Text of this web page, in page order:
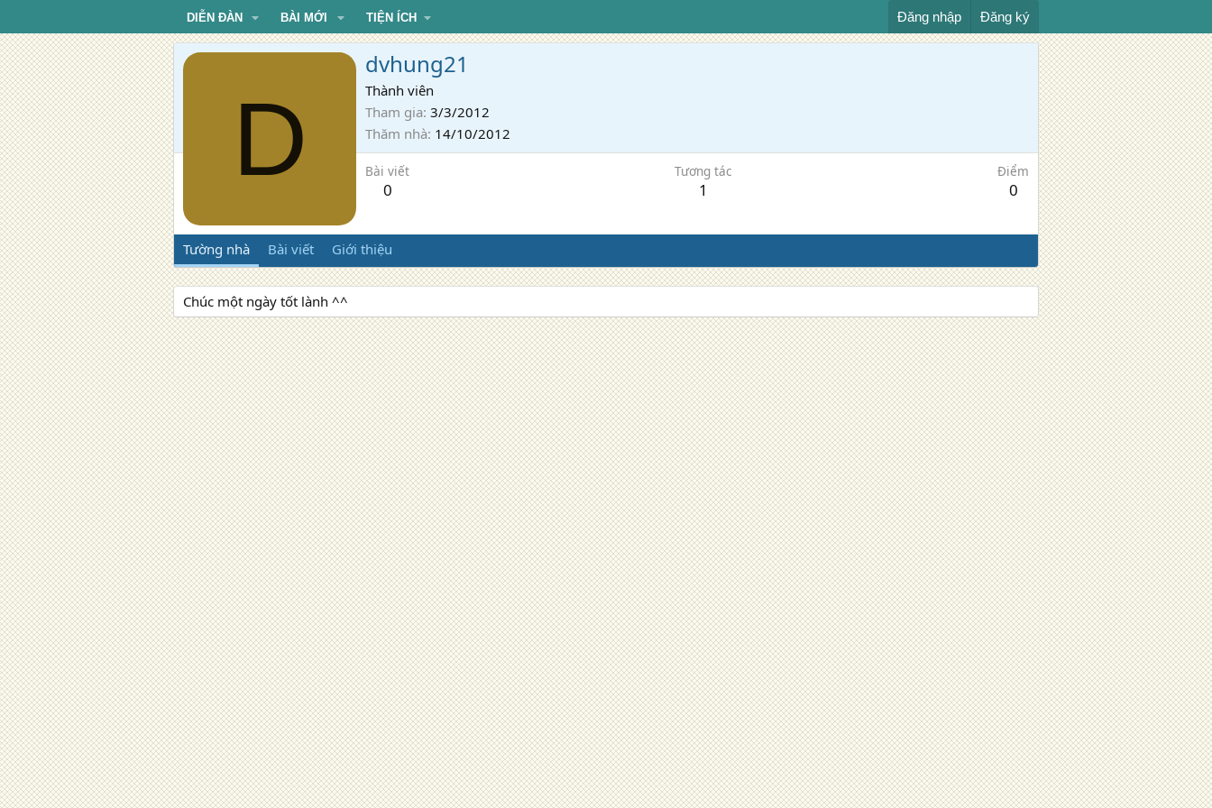
DIỄN ĐÀN BÀI MỚI TIỆN ÍCH Đăng nhập Đăng ký
D
dvhung21
Thành viên
Tham gia 3/3/2012
Thăm nhà 14/10/2012
Bài viết
0
Tương tác
1
Điểm
0
Tường nhà Bài viết Giới thiệu
Chúc một ngày tốt lành ^^